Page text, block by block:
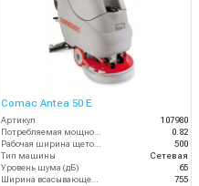
Comac Antea 50 E
Артикул
107980
0.82
500
Тип машины
Сетевая
Уровень шума (дБ)
65
755